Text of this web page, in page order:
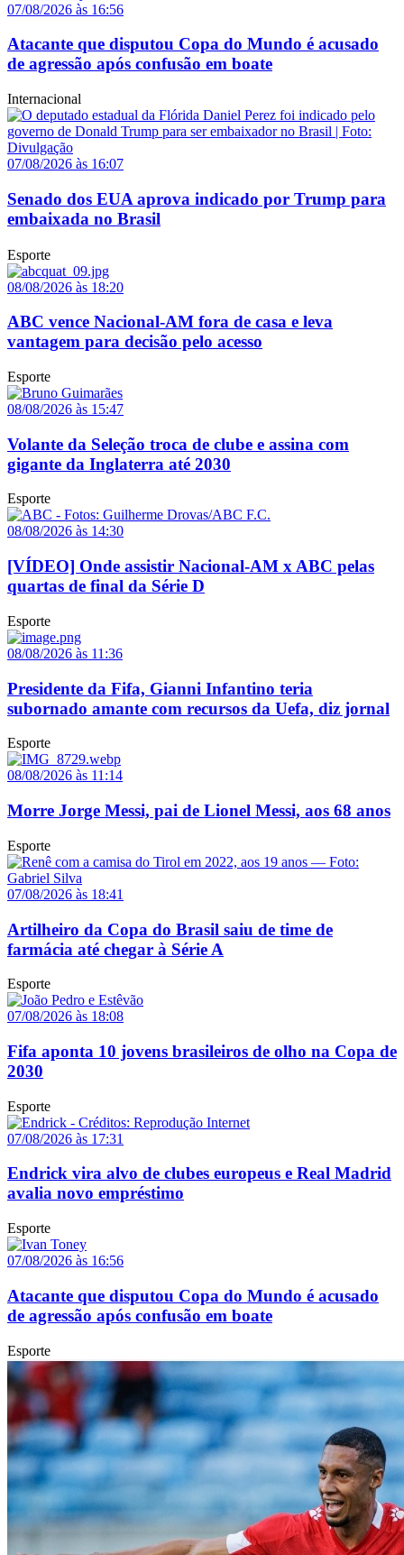
07/08/2026 às 16:56
Atacante que disputou Copa do Mundo é acusado
de agressão após confusão em boate
Internacional
07/08/2026 às 16:07
Senado dos EUA aprova indicado por Trump para
embaixada no Brasil
Esporte
08/08/2026 às 18:20
ABC vence Nacional-AM fora de casa e leva
vantagem para decisão pelo acesso
Esporte
08/08/2026 às 15:47
Volante da Seleção troca de clube e assina com
gigante da Inglaterra até 2030
Esporte
08/08/2026 às 14:30
[VÍDEO] Onde assistir Nacional-AM x ABC pelas
quartas de final da Série D
Esporte
08/08/2026 às 11:36
Presidente da Fifa, Gianni Infantino teria
subornado amante com recursos da Uefa, diz jornal
Esporte
08/08/2026 às 11:14
Morre Jorge Messi, pai de Lionel Messi, aos 68 anos
Esporte
07/08/2026 às 18:41
Artilheiro da Copa do Brasil saiu de time de
farmácia até chegar à Série A
Esporte
07/08/2026 às 18:08
Fifa aponta 10 jovens brasileiros de olho na Copa de
2030
Esporte
07/08/2026 às 17:31
Endrick vira alvo de clubes europeus e Real Madrid
avalia novo empréstimo
Esporte
07/08/2026 às 16:56
Atacante que disputou Copa do Mundo é acusado
de agressão após confusão em boate
Esporte